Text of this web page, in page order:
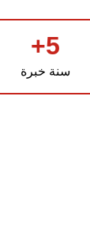
5+
سنة خبرة